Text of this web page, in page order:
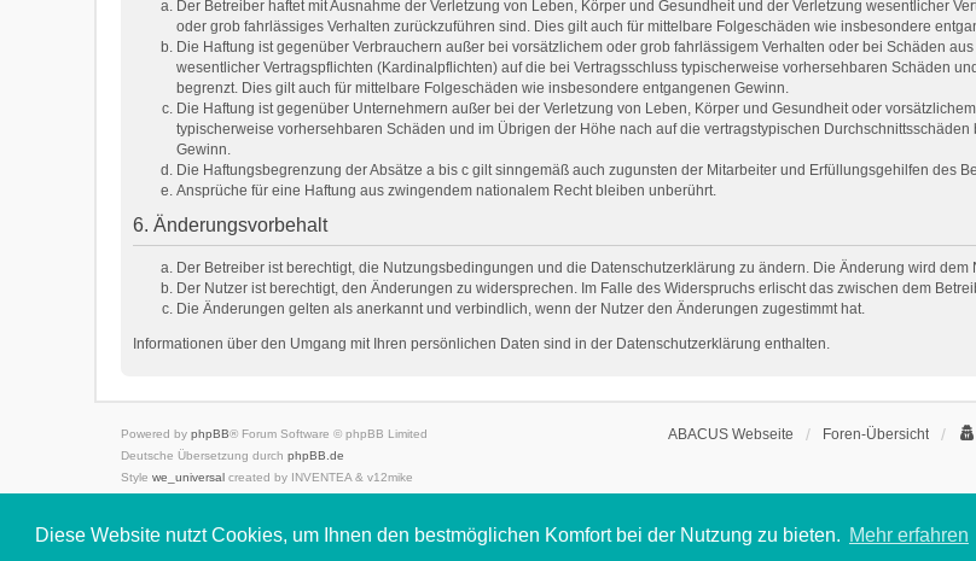
Diese Website nutzt Cookies, um Ihnen den bestmöglichen Komfort bei der Nutzung zu bieten. Mehr erfahren
Der Betreiber haftet mit Ausnahme der Verletzung von Leben, Körper und Gesundheit und der Verletzung wesentlicher
oder grob fahrlässiges Verhalten zurückzuführen sind. Dies gilt auch für mittelbare Folgeschäden wie insbesondere
Die Haftung ist gegenüber Verbrauchern außer bei vorsätzlichem oder grob fahrlässigem Verhalten oder bei Schäden
wesentlicher Vertragspflichten (Kardinalpflichten) auf die bei Vertragsschluss typischerweise vorhersehbaren Schäden
begrenzt. Dies gilt auch für mittelbare Folgeschäden wie insbesondere entgangenen Gewinn.
Die Haftung ist gegenüber Unternehmern außer bei der Verletzung von Leben, Körper und Gesundheit oder
typischerweise vorhersehbaren Schäden und im Übrigen der Höhe nach auf die vertragstypischen
Gewinn.
Die Haftungsbegrenzung der Absätze a bis c gilt sinngemäß auch zugunsten der Mitarbeiter und Erfüllungsgehilfen des
Ansprüche für eine Haftung aus zwingendem nationalem Recht bleiben unberührt.
6. Änderungsvorbehalt
Der Betreiber ist berechtigt, die Nutzungsbedingungen und die Datenschutzerklärung zu ändern. Die Änderung wird dem
Der Nutzer ist berechtigt, den Änderungen zu widersprechen. Im Falle des Widerspruchs erlischt das zwischen dem
Die Änderungen gelten als anerkannt und verbindlich, wenn der Nutzer den Änderungen zugestimmt hat.
Informationen über den Umgang mit Ihren persönlichen Daten sind in der Datenschutzerklärung enthalten.
ABACUS Webseite Foren-Übersicht
Powered byphpBB® Forum Software © phpBB Limited
Deutsche Übersetzung durchphpBB.de
Stylewe_universal created by INVENTEA & v12mike